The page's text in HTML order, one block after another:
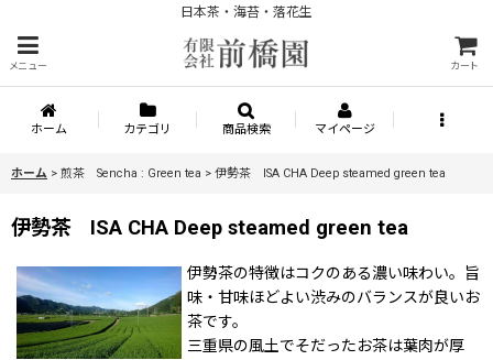
日本茶・海苔・落花生
メニュー カート
ホーム カテゴリ 商品検索 マイページ
ホーム > 煎茶 Sencha : Green tea > 伊勢茶 ISA CHA Deep steamed green tea
伊勢茶 ISA CHA Deep steamed green tea
伊勢茶の特徴はコクのある濃い味わい。旨
味・甘味ほどよい渋みのバランスが良いお
茶です。
三重県の風土でそだったお茶は葉肉が厚